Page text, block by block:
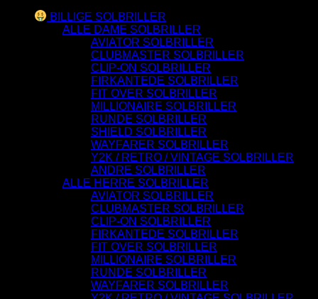
BILLIGE SOLBRILLER
ALLE DAME SOLBRILLER
AVIATOR SOLBRILLER
CLUBMASTER SOLBRILLER
CLIP-ON SOLBRILLER
FIRKANTEDE SOLBRILLER
FIT OVER SOLBRILLER
MILLIONAIRE SOLBRILLER
RUNDE SOLBRILLER
SHIELD SOLBRILLER
WAYFARER SOLBRILLER
Y2K / RETRO / VINTAGE SOLBRILLER
ANDRE SOLBRILLER
ALLE HERRE SOLBRILLER
AVIATOR SOLBRILLER
CLUBMASTER SOLBRILLER
CLIP-ON SOLBRILLER
FIRKANTEDE SOLBRILLER
FIT OVER SOLBRILLER
MILLIONAIRE SOLBRILLER
RUNDE SOLBRILLER
WAYFARER SOLBRILLER